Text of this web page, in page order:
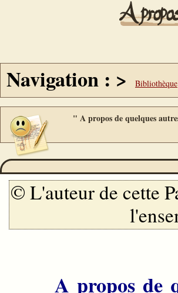
A
Navigation : > Bibliothèque
" A propos de quelques
© L'auteur de cette
A propos de